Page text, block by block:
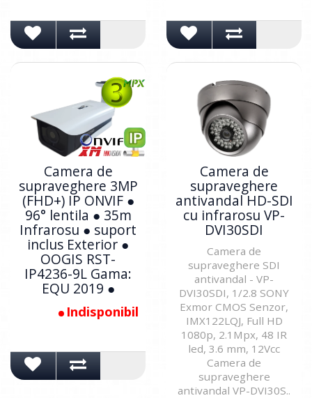
Camera de
supraveghere 3MP
(FHD+) IP ONVIF ●
96° lentila ● 35m
Infrarosu ● suport
inclus Exterior ●
OOGIS RST-
IP4236-9L Gama:
EQU 2019 ●
Indisponibil
Camera de
supraveghere
antivandal HD-SDI
cu infrarosu VP-
DVI30SDI
Camera de
supraveghere SDI
antivandal - VP-
DVI30SDI, 1/2.8 SONY
Exmor CMOS Senzor,
IMX122LQJ, Full HD
1080p, 2.1Mpx, 48 IR
led, 3.6 mm, 12Vcc
Camera de
supraveghere
antivandal VP-DVI30S..